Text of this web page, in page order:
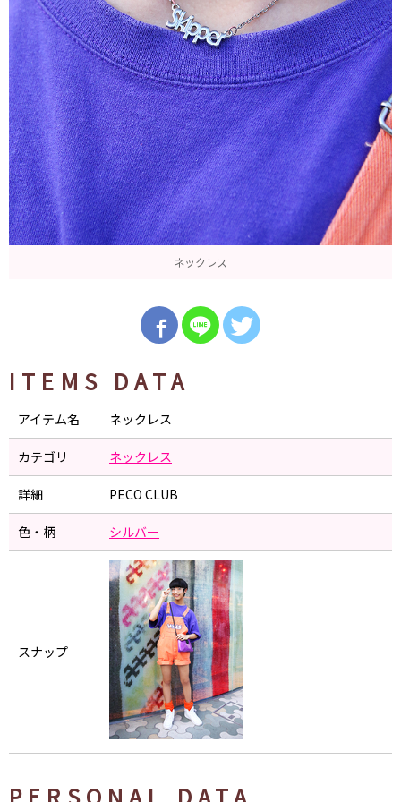
ネックレス
ITEMS DATA
アイテム名 ネックレス
カテゴリ ネックレス
詳細 PECO CLUB
色・柄 シルバー
スナップ